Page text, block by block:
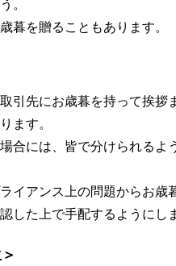
。
暮を贈ることもあります。
引先にお歳暮を持って挨
ます。
合には、皆で分けられる
イアンス上の問題からお歳
した上で手配するようにし